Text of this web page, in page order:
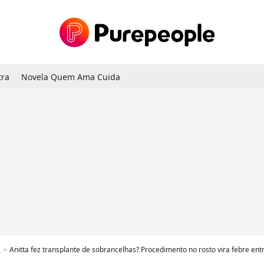
Novela Quem Ama Cuida
Anitta fez transplante de sobrancelhas? Procedimento no rosto vira febre entre famosas que buscam